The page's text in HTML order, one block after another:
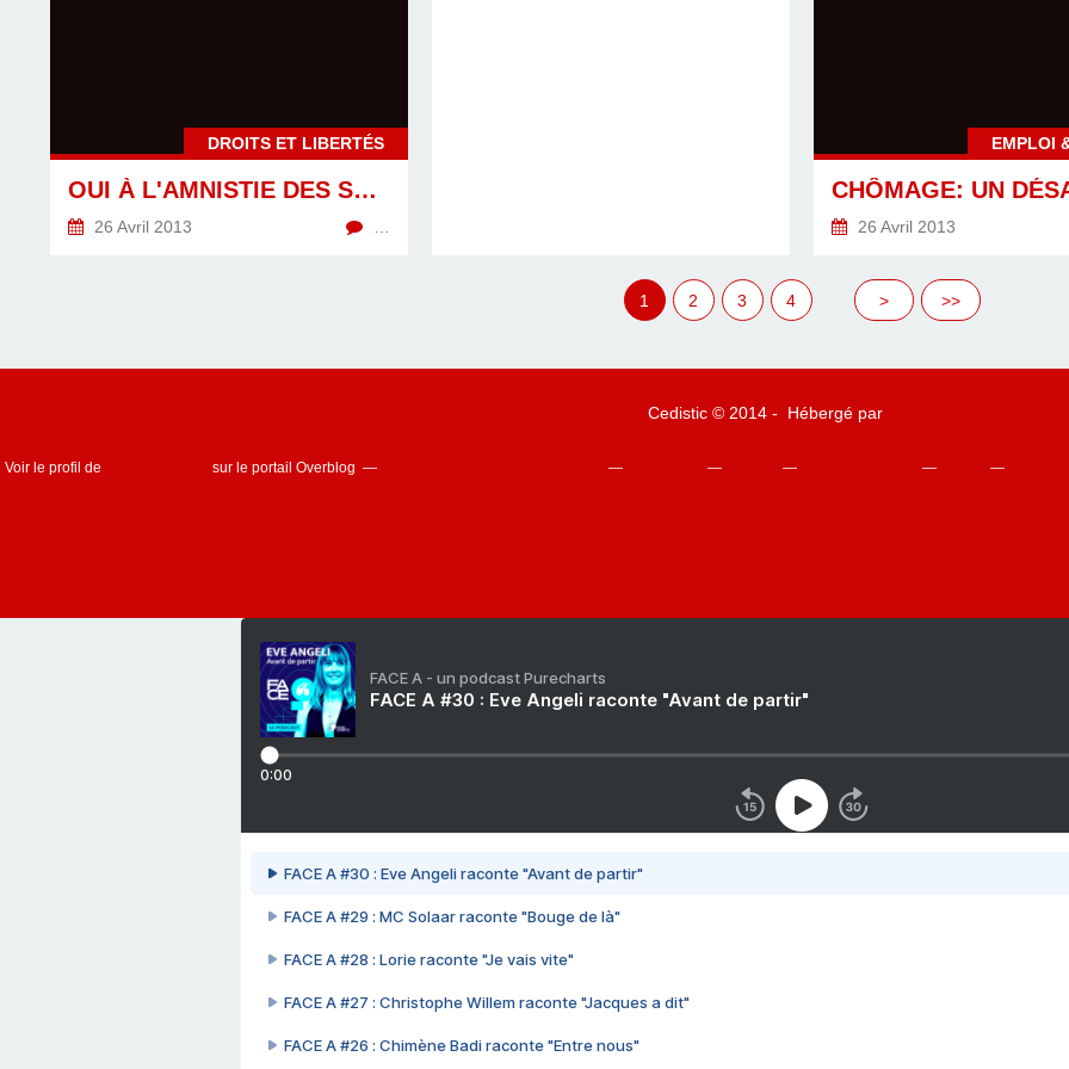
DROITS ET LIBERTÉS
OUI À L'AMNISTIE DES SYNDICALISTES (GÉRARD FILOCHE SUR RTL)
26 Avril 2013
EMPLOI
26 Avril 2013
1 2 3 4 > >>
Cedistic © 2014 - Hébergé par
Voir le profil de sur le portail Overblog
FACE A - un podcast Purecharts
FACE A #30 : Eve Angeli raconte "Avant de partir"
0:00
FACE A #30 : Eve Angeli raconte "Avant de partir"
FACE A #29 : MC Solaar raconte "Bouge de là"
FACE A #28 : Lorie raconte "Je vais vite"
FACE A #27 : Christophe Willem raconte "Jacques a dit"
FACE A #26 : Chimène Badi raconte "Entre nous"